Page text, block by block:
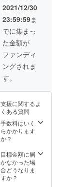
枠で名
前を掲
載させ
ていた
だきま
す。
（他の
コース
の支援
表示し
ます）
「※支援
時、必
ず備考
欄にご
をご記
入くだ
さ
お願い
しま
す。 ・
3月に行
われる
引退公
演のエ
ンド
ロール
載させ
だきま
す。
「※公序
良俗に
反する
法令に
違反す
る内容
などは
2021/12/30
23:59:59ま
でに集まっ
た金額が
ファンディ
ングされま
す。
支援に関するよ
くある質問
手数料はいく
らかかります
か？
目標金額に届
かなかった場
合どうなりま
すか？